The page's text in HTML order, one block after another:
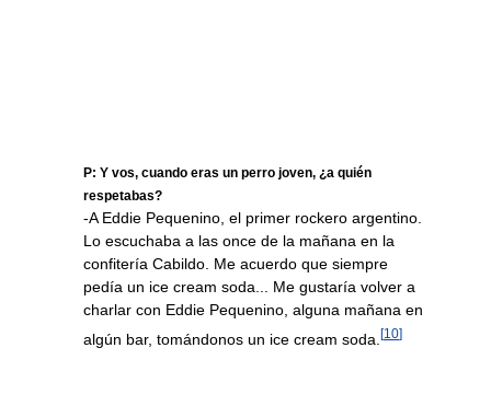
P: Y vos, cuando eras un perro joven, ¿a quién
respetabas?
-A Eddie Pequenino, el primer rockero argentino.
Lo escuchaba a las once de la mañana en la
confitería Cabildo. Me acuerdo que siempre
pedía un ice cream soda... Me gustaría volver a
charlar con Eddie Pequenino, alguna mañana en
algún bar, tomándonos un ice cream soda. [10]